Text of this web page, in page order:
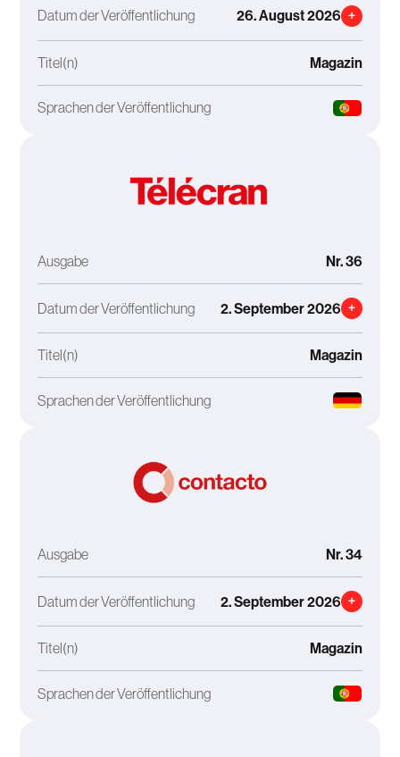
Datum der Veröffentlichung 26. August 2026 +
Titel(n) Magazin
Sprachen der Veröffentlichung
Ausgabe Nr. 36
Datum der Veröffentlichung 2. September 2026 +
Titel(n) Magazin
Sprachen der Veröffentlichung
Ausgabe Nr. 34
Datum der Veröffentlichung 2. September 2026 +
Titel(n) Magazin
Sprachen der Veröffentlichung